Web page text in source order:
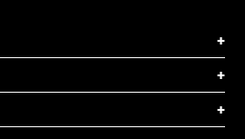
+
+
+